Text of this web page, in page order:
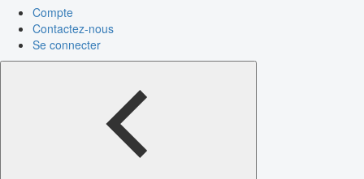
Compte
Contactez-nous
Se connecter